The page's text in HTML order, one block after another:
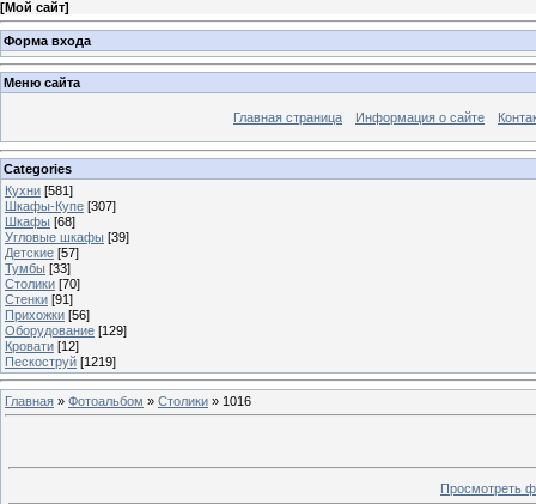
[Мой сайт]
Форма входа
Меню сайта
Главная страница Информация о сайте
Categories
Кухни [581]
Шкафы-Купе [307]
Шкафы [68]
Угловые шкафы [39]
Детские [57]
Тумбы [33]
Столики [70]
Стенки [91]
Прихожки [56]
Оборудование [129]
Кровати [12]
Пескоструй [1219]
Главная » Фотоальбом » Столики » 1016
Просмотреть